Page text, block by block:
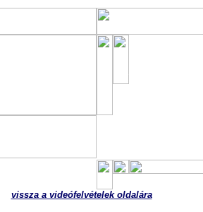
vissza a videófelvételek oldalára